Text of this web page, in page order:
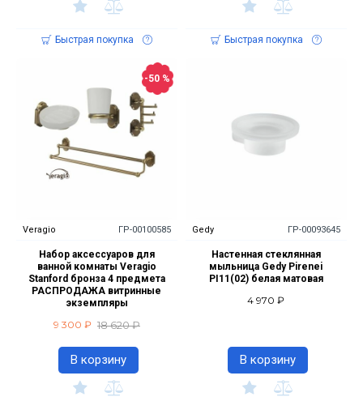
Быстрая покупка Быстрая покупка
-50 %
Veragio ГР-00100585
Набор аксессуаров для
ванной комнаты Veragio
Stanford бронза 4 предмета
РАСПРОДАЖА витринные
экземпляры
9 300 ₽ 18 620 ₽
В корзину
Gedy ГР-00093645
Настенная стеклянная
мыльница Gedy Pirenei
PI11(02) белая матовая
4 970 ₽
В корзину